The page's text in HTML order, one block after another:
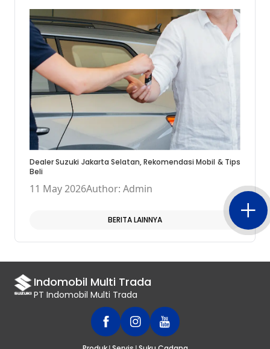
Dealer Suzuki Jakarta Selatan, Rekomendasi Mobil & Tips
Beli
11 May 2026Author: Admin
BERITA LAINNYA
Indomobil Multi Trada
PT Indomobil Multi Trada